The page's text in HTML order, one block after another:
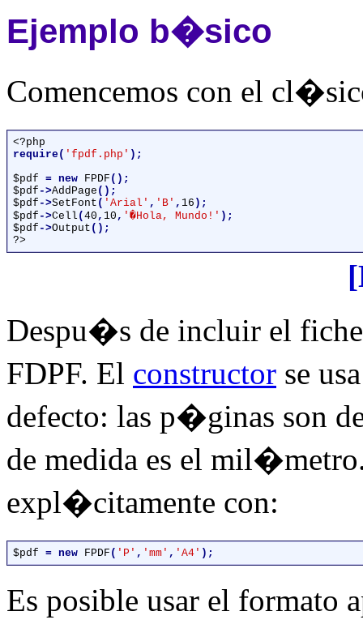
Ejemplo b�sico
Comencemos con el
require( 'fpdf.php' );
$pdf = new FPDF
$pdf ->AddPage
$pdf ->SetFont ( 'Arial' , 'B' , 16
$pdf ->Cell ( 40 , 10 , '�Hola, Mundo!'
$pdf ->Output
?>
Despu�s de incluir el
FDPF. El constructor se
defecto: las p�ginas son
de medida es el
expl�citamente con:
$pdf = new FPDF ( 'P' , 'mm' , 'A4'
Es posible usar el formato